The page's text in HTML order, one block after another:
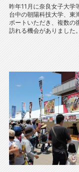
昨年11月に奈良女子大学
台中の朝陽科技大学、東
ポートいただき、複数の
訪れる機会がありました